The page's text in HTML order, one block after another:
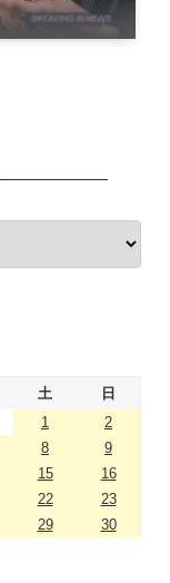
土
日
1
2
8
9
15
16
22
23
29 30